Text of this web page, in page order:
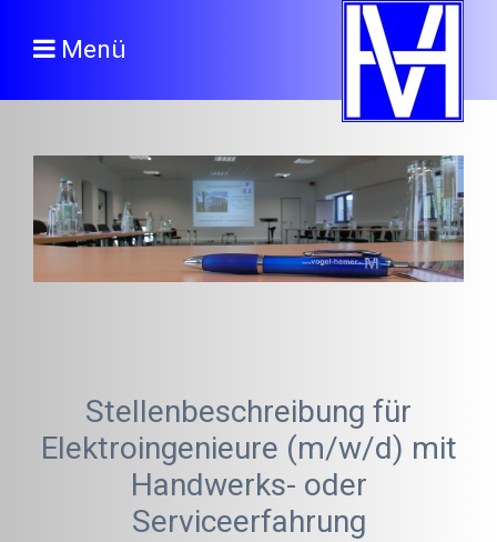
Menü
Stellenbeschreibung für
Elektroingenieure (m/w/d) mit
Handwerks- oder
Serviceerfahrung